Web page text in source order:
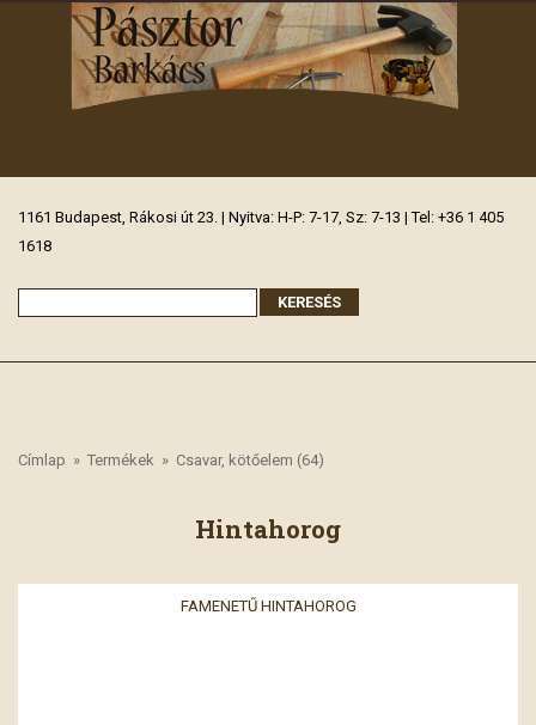
1161 Budapest, Rákosi út 23. | Nyitva: H-P: 7-17, Sz: 7-13 | Tel: +36 1 405
1618
Címlap » Termékek » Csavar, kötőelem (64)
Hintahorog
FAMENETŰ HINTAHOROG